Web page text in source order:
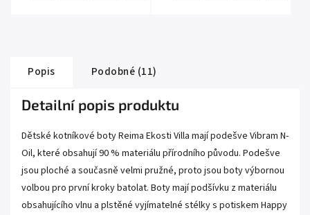
Popis Podobné (11)
Detailní popis produktu
Dětské kotníkové boty Reima Ekosti Villa mají podešve Vibram N-
Oil, které obsahují 90 % materiálu přírodního původu. Podešve
jsou ploché a současně velmi pružné, proto jsou boty výbornou
volbou pro první kroky batolat. Boty mají podšívku z materiálu
obsahujícího vlnu a plstěné vyjímatelné stélky s potiskem Happy